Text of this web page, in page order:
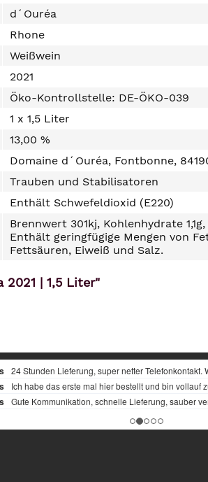
d´Ouréa
Rhone
Weißwein
2021
Öko-Kontrollstelle: DE-ÖKO-039
1 x 1,5 Liter
13,00 %
Domaine d´Ouréa, Fontbonne,
Trauben und Stabilisatoren
Enthält Schwefeldioxid (E220)
Brennwert 301kj, Kohlenhydrate
Enthält geringfügige Mengen von
Fettsäuren, Eiweiß und Salz.
2021 | 1,5 Liter"